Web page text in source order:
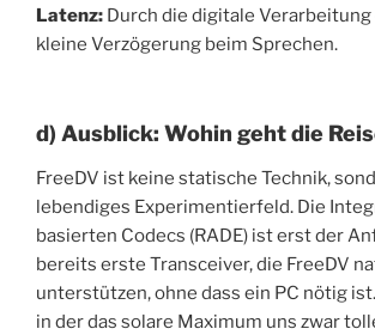
Latenz: Durch die digitale
kleine Verzögerung beim Sprechen.
d) Ausblick: Wohin geht die
FreeDV ist keine statische Technik,
lebendiges Experimentierfeld. Die
basierten Codecs (RADE) ist erst der
bereits erste Transceiver, die FreeDV
unterstützen, ohne dass ein PC nötig
in der das solare Maximum uns zwar